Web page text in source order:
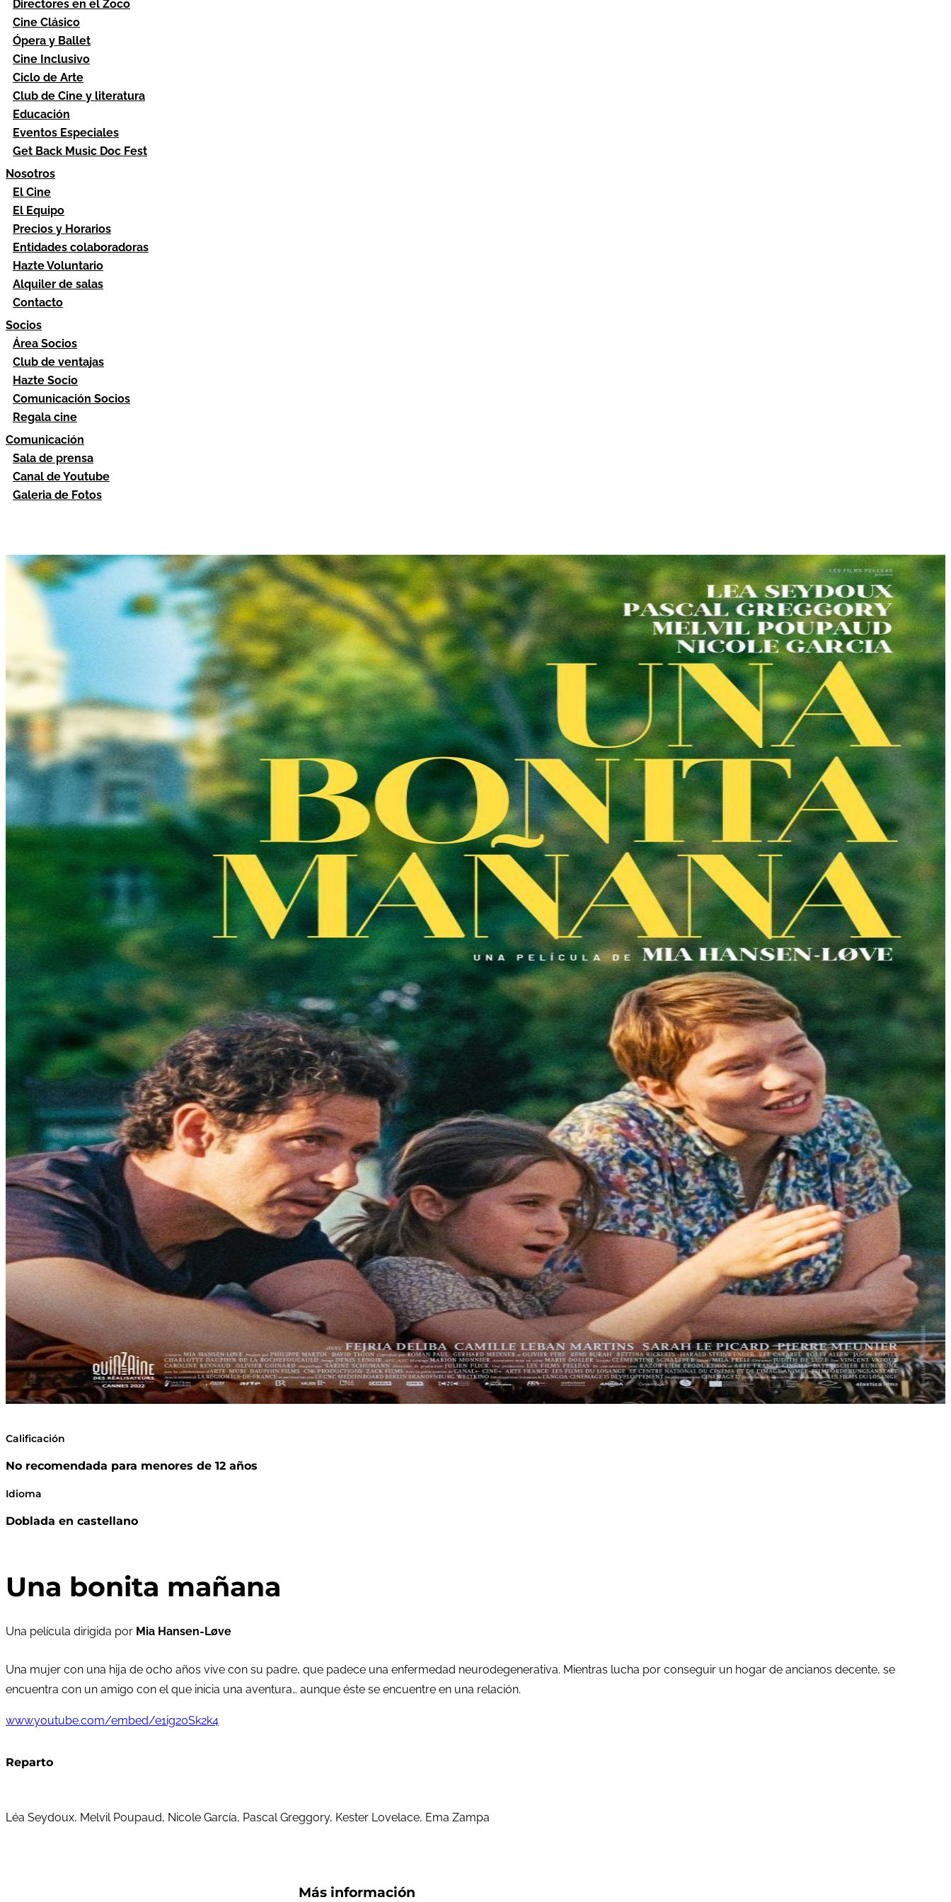
Directores en el Zoco
Cine Clásico
Ópera y Ballet
Cine Inclusivo
Ciclo de Arte
Club de Cine y literatura
Educación
Eventos Especiales
Get Back Music Doc Fest
Nosotros
El Cine
El Equipo
Precios y Horarios
Entidades colaboradoras
Hazte Voluntario
Alquiler de salas
Contacto
Socios
Área Socios
Club de ventajas
Hazte Socio
Comunicación Socios
Regala cine
Comunicación
Sala de prensa
Canal de Youtube
Galeria de Fotos
Calificación
No recomendada para menores de 12 años
Idioma
Doblada en castellano
Una bonita mañana
Una película dirigida por Mia Hansen-Løve
Una mujer con una hija de ocho años vive con su padre, que padece una enfermedad neurodegenerativa. Mientras lucha por conseguir un hogar de ancianos decente, se
encuentra con un amigo con el que inicia una aventura… aunque éste se encuentre en una relación.
www.youtube.com/embed/e1ig20Sk2k4
Reparto
Léa Seydoux, Melvil Poupaud, Nicole García, Pascal Greggory, Kester Lovelace, Ema Zampa
Más información